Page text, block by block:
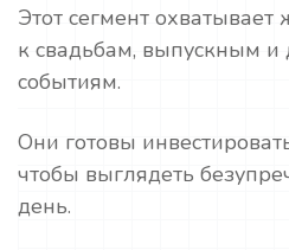
Этот сегмент
к свадьбам, выпускным
событиям.
Они готовы
чтобы выглядеть
день.